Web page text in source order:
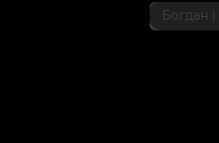
Богдан |